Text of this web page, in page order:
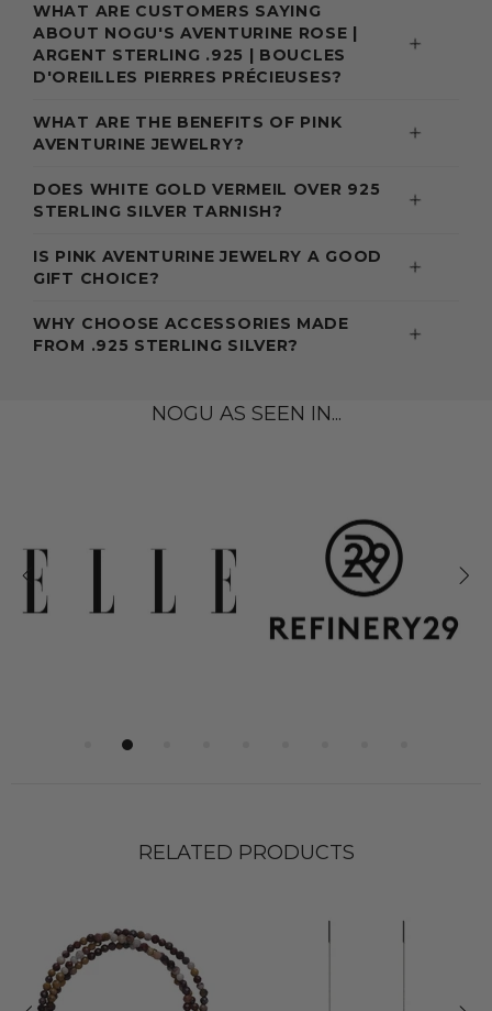
WHAT ARE CUSTOMERS SAYING
ABOUT NOGU'S AVENTURINE ROSE |
ARGENT STERLING .925 | BOUCLES
D'OREILLES PIERRES PRÉCIEUSES?
WHAT ARE THE BENEFITS OF PINK
AVENTURINE JEWELRY?
DOES WHITE GOLD VERMEIL OVER 925
STERLING SILVER TARNISH?
IS PINK AVENTURINE JEWELRY A GOOD
GIFT CHOICE?
WHY CHOOSE ACCESSORIES MADE
FROM .925 STERLING SILVER?
NOGU AS SEEN IN...
RELATED PRODUCTS